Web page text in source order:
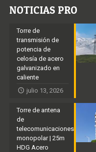
NOTICIAS PRO
Torre de
transmisión de
potencia de
celosía de acero
galvanizado en
caliente
julio 13, 2026
Torre de antena
de
telecomunicaciones
monopolar | 25m
HDG Acero